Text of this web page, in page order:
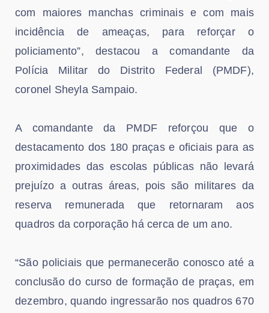
com maiores manchas criminais e com mais
incidência de ameaças, para reforçar o
policiamento”, destacou a comandante da
Polícia Militar do Distrito Federal (PMDF),
coronel Sheyla Sampaio.
A comandante da PMDF reforçou que o
destacamento dos 180 praças e oficiais para as
proximidades das escolas públicas não levará
prejuízo a outras áreas, pois são militares da
reserva remunerada que retornaram aos
quadros da corporação há cerca de um ano.
“São policiais que permanecerão conosco até a
conclusão do curso de formação de praças, em
dezembro, quando ingressarão nos quadros 670